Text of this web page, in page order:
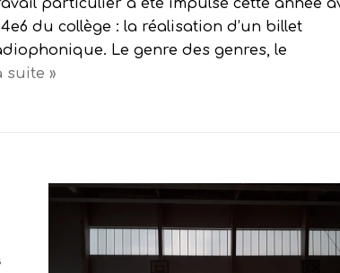
particulier a été impulsé cette année
du collège : la réalisation d’un billet
Le genre des genres, le
suite »